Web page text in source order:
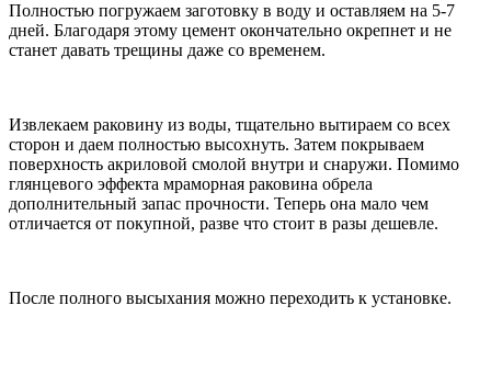
Полностью погружаем заготовку в воду и оставляем на 5-7
дней. Благодаря этому цемент окончательно окрепнет и не
станет давать трещины даже со временем.
Извлекаем раковину из воды, тщательно вытираем со всех
сторон и даем полностью высохнуть. Затем покрываем
поверхность акриловой смолой внутри и снаружи. Помимо
глянцевого эффекта мраморная раковина обрела
дополнительный запас прочности. Теперь она мало чем
отличается от покупной, разве что стоит в разы дешевле.
После полного высыхания можно переходить к установке.